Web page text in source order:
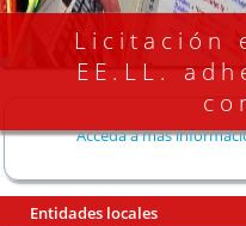
Licitación
EE.LL.
Acceda a más
Entidades locales